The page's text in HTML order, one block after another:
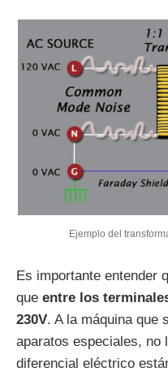
Ejemplo del
Es importante entender
que entre los
230V. A la máquina que
aparatos especiales, no
diferencial eléctrico